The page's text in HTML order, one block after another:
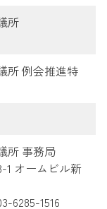
所
所 例会推進特
所 事務局
1 オームビル新
6285-1516